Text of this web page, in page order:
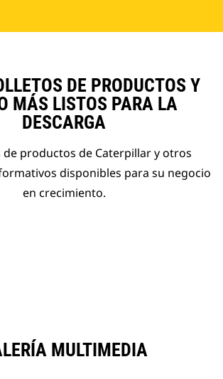
DE PRODUCTOS Y
MÁS LISTOS PARA LA
DESCARGA
de productos de Caterpillar y otros
disponibles para su negocio
en crecimiento.
MULTIMEDIA